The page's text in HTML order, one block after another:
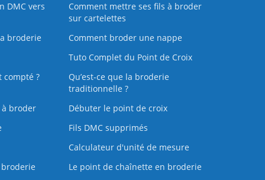
DMC vers
Comment mettre ses fils à broder
sur cartelettes
broderie
Comment broder une nappe
Tuto Complet du Point de Croix
compté ?
Qu’est-ce que la broderie
traditionnelle ?
broder
Débuter le point de croix
Fils DMC supprimés
Calculateur d'unité de mesure
Le point de chaînette en broderie